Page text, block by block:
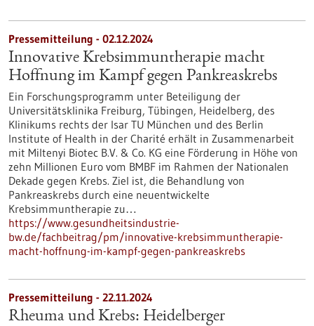
Pressemitteilung - 02.12.2024
Innovative Krebsimmuntherapie macht
Hoffnung im Kampf gegen Pankreaskrebs
Ein Forschungsprogramm unter Beteiligung der
Universitätsklinika Freiburg, Tübingen, Heidelberg, des
Klinikums rechts der Isar TU München und des Berlin
Institute of Health in der Charité erhält in Zusammenarbeit
mit Miltenyi Biotec B.V. & Co. KG eine Förderung in Höhe von
zehn Millionen Euro vom BMBF im Rahmen der Nationalen
Dekade gegen Krebs. Ziel ist, die Behandlung von
Pankreaskrebs durch eine neuentwickelte
Krebsimmuntherapie zu…
https://www.gesundheitsindustrie-
bw.de/fachbeitrag/pm/innovative-krebsimmuntherapie-
macht-hoffnung-im-kampf-gegen-pankreaskrebs
Pressemitteilung - 22.11.2024
Rheuma und Krebs: Heidelberger